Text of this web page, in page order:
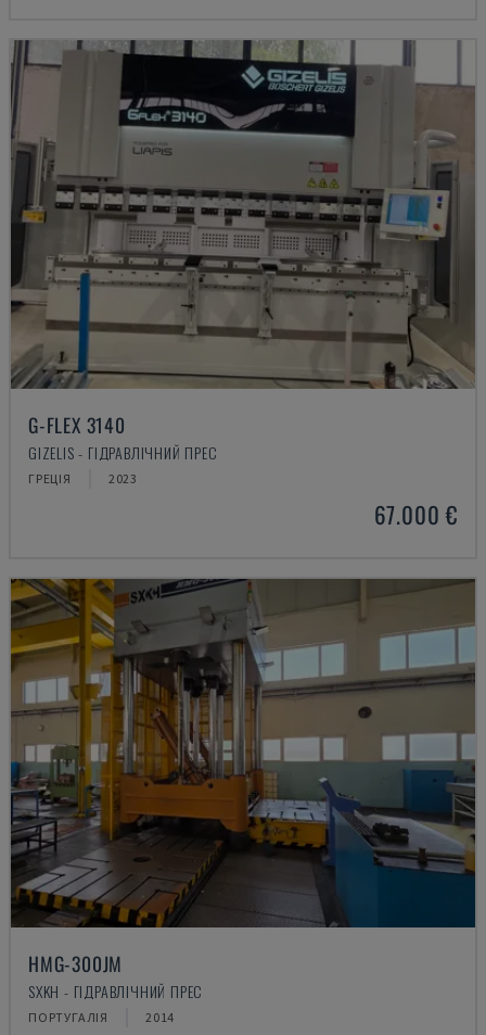
G-FLEX 3140
GIZELIS - ГІДРАВЛІЧНИЙ ПРЕС
ГРЕЦІЯ 2023
67.000 €
HMG-300JM
SXKH - ГІДРАВЛІЧНИЙ ПРЕС
ПОРТУГАЛІЯ 2014